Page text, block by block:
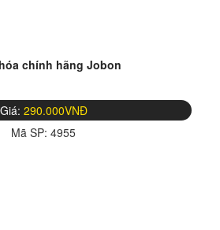
chính hãng Jobon
Giá: 290.000VNĐ
Mã SP: 4955